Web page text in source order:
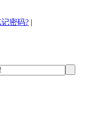
密码? |